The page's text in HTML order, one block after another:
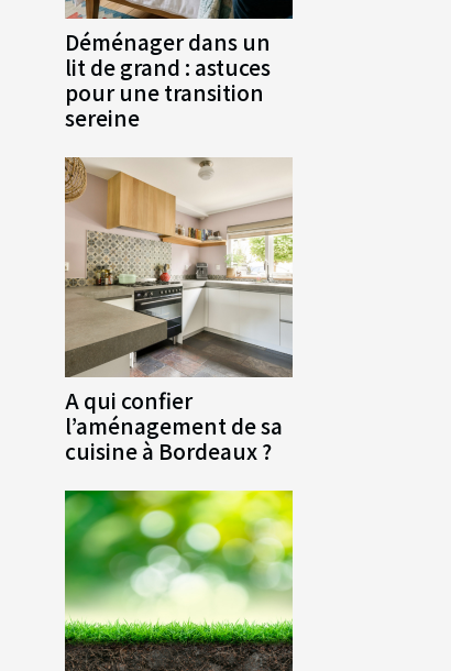
Déménager dans un
lit de grand : astuces
pour une transition
sereine
A qui confier
l’aménagement de sa
cuisine à Bordeaux ?